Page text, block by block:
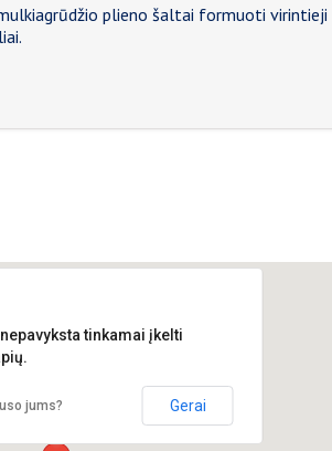
plieno šaltai formuoti virintieji
tinkamai įkelti
jums? Gerai